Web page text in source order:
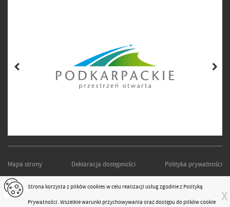
Mapa strony Deklaracja dostępności Polityka prywatności
PODKARPACKI ZARZĄD DRÓG WOJEWÓDZKICH W RZESZOWIE
Projekt i realizacja:
X
Strona korzysta z plikówcookiesw celu realizacji usług zgodnie z Polityką
Prywatności. Wszelkie warunki przychowywania oraz dostępu do plików cookie